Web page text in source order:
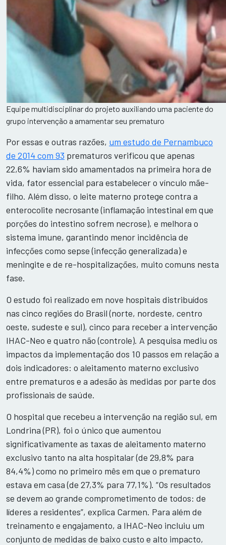
Equipe multidisciplinar do projeto auxiliando uma paciente do
grupo intervenção a amamentar seu prematuro
Por essas e outras razões, um estudo de Pernambuco
de 2014 com 93 prematuros verificou que apenas
22,6% haviam sido amamentados na primeira hora de
vida, fator essencial para estabelecer o vínculo mãe-
filho. Além disso, o leite materno protege contra a
enterocolite necrosante (inflamação intestinal em que
porções do intestino sofrem necrose), e melhora o
sistema imune, garantindo menor incidência de
infecções como sepse (infecção generalizada) e
meningite e de re-hospitalizações, muito comuns nesta
fase.
O estudo foi realizado em nove hospitais distribuídos
nas cinco regiões do Brasil (norte, nordeste, centro
oeste, sudeste e sul), cinco para receber a intervenção
IHAC-Neo e quatro não (controle). A pesquisa mediu os
impactos da implementação dos 10 passos em relação a
dois indicadores: o aleitamento materno exclusivo
entre prematuros e a adesão às medidas por parte dos
profissionais de saúde.
O hospital que recebeu a intervenção na região sul, em
Londrina (PR), foi o único que aumentou
significativamente as taxas de aleitamento materno
exclusivo tanto na alta hospitalar (de 29,8% para
84,4%) como no primeiro mês em que o prematuro
estava em casa (de 27,3% para 77,1%). “Os resultados
se devem ao grande comprometimento de todos: de
líderes a residentes”, explica Carmen. Para além de
treinamento e engajamento, a IHAC-Neo incluiu um
conjunto de medidas de baixo custo e alto impacto,